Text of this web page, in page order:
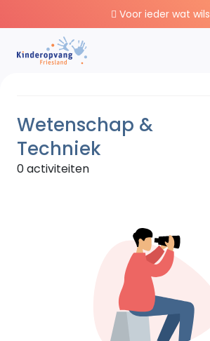
Voor ieder wat wils
Wetenschap &
Techniek
0 activiteiten